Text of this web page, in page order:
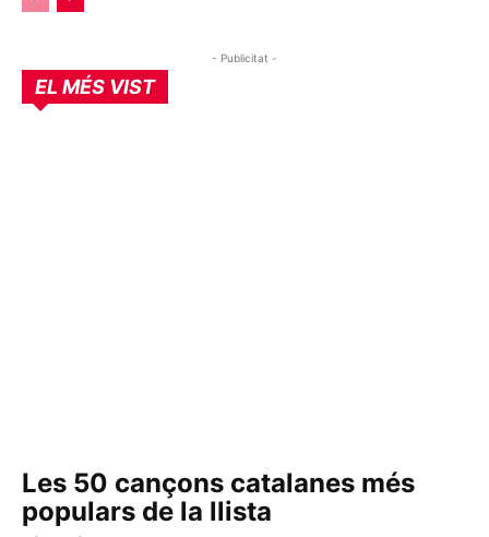
- Publicitat -
EL MÉS VIST
Les 50 cançons catalanes més
populars de la llista